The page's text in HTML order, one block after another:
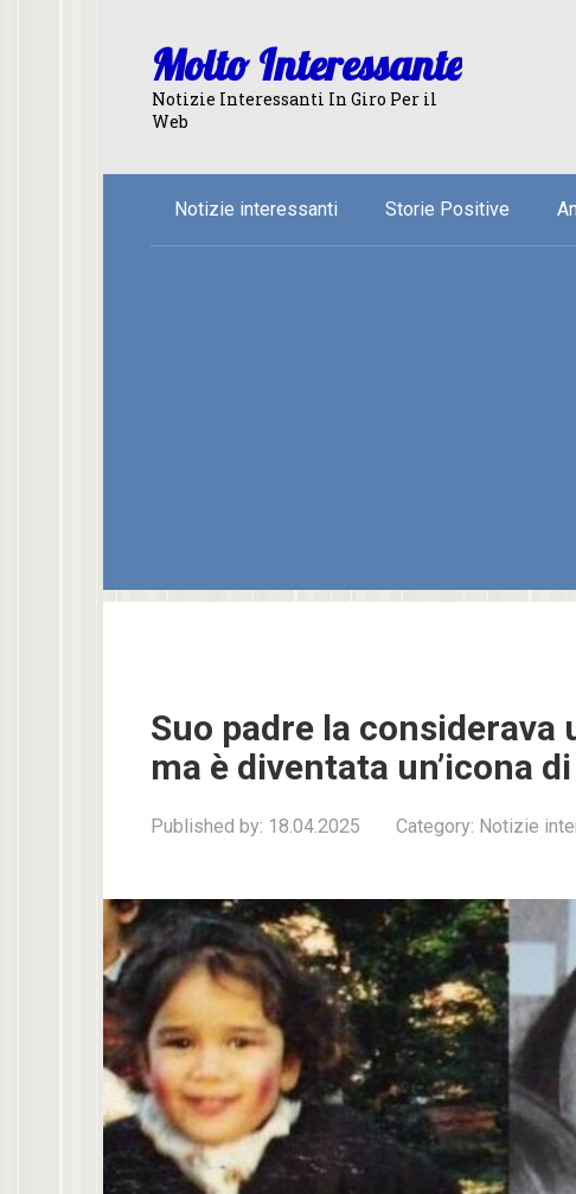
Molto Interessante
Notizie Interessanti In Giro Per il
Web
Notizie interessanti Storie Positive
Suo padre la
ma è diventata un’icona
Published by: 18.04.2025 Category: Notizie